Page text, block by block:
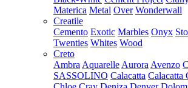
Materica Metal Over Wonderwall
Creatile
Cemento Exotic Marbles Onyx
Twenties Whites Wood
Creto
Ambra Aquarelle Aurora Avenzo
SASSOLINO Calacatta Calacatta